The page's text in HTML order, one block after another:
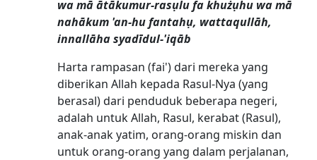
wa mā ātākumur-rasụlu fa khużụhu wa mā
nahākum 'an-hu fantahụ, wattaqullāh,
innallāha syadīdul-'iqāb
Harta rampasan (fai') dari mereka yang
diberikan Allah kepada Rasul-Nya (yang
berasal) dari penduduk beberapa negeri,
adalah untuk Allah, Rasul, kerabat (Rasul),
anak-anak yatim, orang-orang miskin dan
untuk orang-orang yang dalam perjalanan,